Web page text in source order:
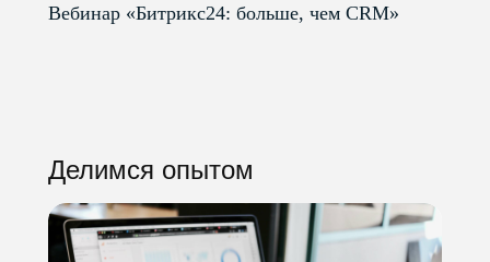
Вебинар «Битрикс24: больше, чем CRM»
Делимся опытом